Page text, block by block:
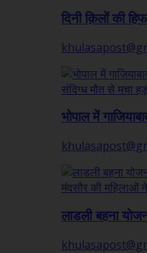
दिनी क़िलों की
भोपाल में
लाडली बहना